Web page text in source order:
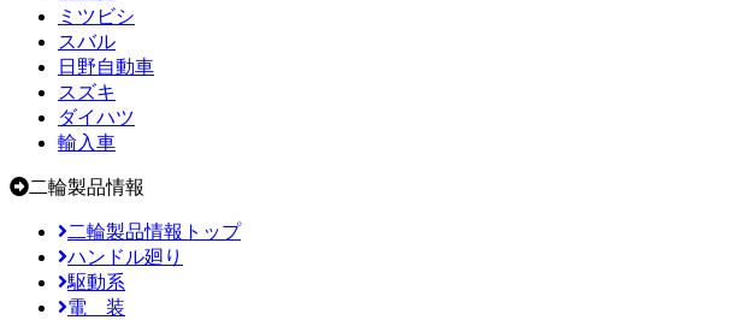
ミツビシ
スバル
日野自動車
スズキ
ダイハツ
輸入車
二輪製品情報
二輪製品情報トップ
ハンドル廻り
駆動系
電 装